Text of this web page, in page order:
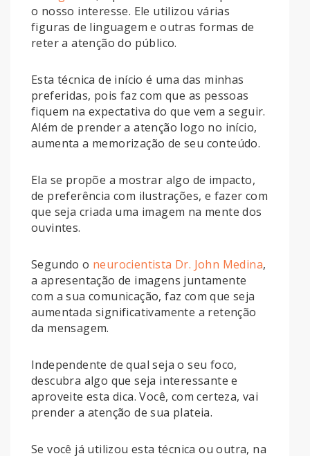
o nosso interesse. Ele utilizou várias
figuras de linguagem e outras formas de
reter a atenção do público.
Esta técnica de início é uma das minhas
preferidas, pois faz com que as pessoas
fiquem na expectativa do que vem a seguir.
Além de prender a atenção logo no início,
aumenta a memorização de seu conteúdo.
Ela se propõe a mostrar algo de impacto,
de preferência com ilustrações, e fazer com
que seja criada uma imagem na mente dos
ouvintes.
Segundo o neurocientista Dr. John Medina,
a apresentação de imagens juntamente
com a sua comunicação, faz com que seja
aumentada significativamente a retenção
da mensagem.
Independente de qual seja o seu foco,
descubra algo que seja interessante e
aproveite esta dica. Você, com certeza, vai
prender a atenção de sua plateia.
Se você já utilizou esta técnica ou outra, na